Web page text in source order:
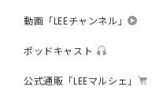
動画「LEEチャンネル」
ポッドキャスト
公式通販「LEEマルシェ」